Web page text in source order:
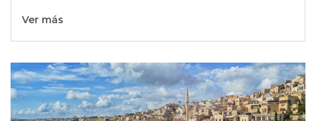
Ver más